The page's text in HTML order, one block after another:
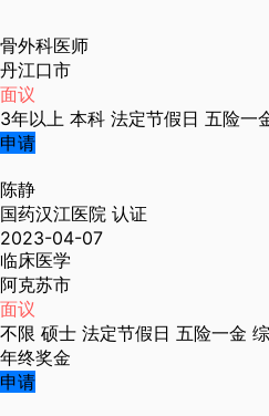
骨外科医师
丹江口市
面议
3年以上 本科 法定节假日 五险一
申请
陈静
国药汉江医院 认证
2023-04-07
临床医学
阿克苏市
面议
不限 硕士 法定节假日 五险一金
年终奖金
申请